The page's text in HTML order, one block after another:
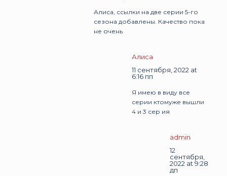
Алиса, ссылки на две серии 5-го
сезона добавлены. Качество пока
не очень
Алиса
11 сентября, 2022 at
6:16 пп
Я имею в виду все
серии ктомуже вышли
4 и 3 сер ия
admin
12
сентября,
2022 at 9:28
дп